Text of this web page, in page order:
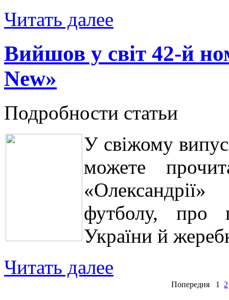
Читать далее
Вийшов у світ 42-й
New»
Подробности статьи
У свіжому
можете
футболу, про
України й
Читать далее
Попередня 1 2